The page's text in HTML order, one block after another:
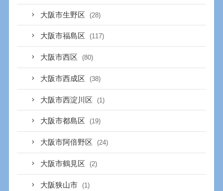
大阪市生野区 (28)
大阪市福島区 (117)
大阪市西区 (80)
大阪市西成区 (38)
大阪市西淀川区 (1)
大阪市都島区 (19)
大阪市阿倍野区 (24)
大阪市鶴見区 (2)
大阪狭山市 (1)